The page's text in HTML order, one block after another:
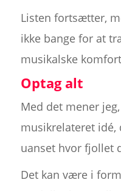
Listen fortsætter,
ikke bange for at
musikalske
Optag alt
Med det mener
musikrelateret idé,
uanset hvor fjollet
Det kan være i